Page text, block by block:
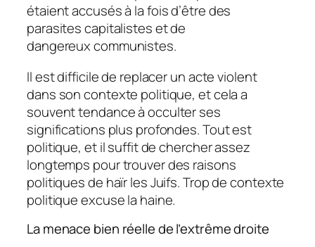
étaient accusés à la fois d’être des
parasites capitalistes et de
dangereux communistes.
Il est difficile de replacer un acte violent
dans son contexte politique, et cela a
souvent tendance à occulter ses
significations plus profondes. Tout est
politique, et il suffit de chercher assez
longtemps pour trouver des raisons
politiques de haïr les Juifs. Trop de contexte
politique excuse la haine.
La menace bien réelle de l’extrême droite